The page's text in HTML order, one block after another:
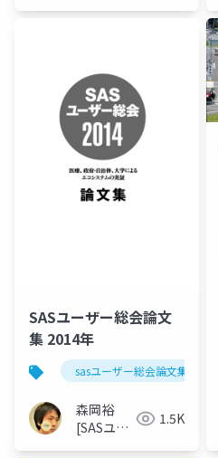
SASユーザー総会論文
集 2014年
sasユーザー総会論文集 2014
森岡裕
[SASユー
1.5K